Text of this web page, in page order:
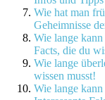
Wie hat man
Geheimnisse
Wie lange
Facts, die du
Wie lange
wissen musst!
Wie lange kann